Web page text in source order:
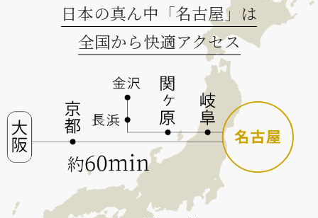
日本の真ん中「名古屋」は
全国から快適アクセス